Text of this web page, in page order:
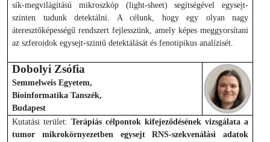
sík-megvilágítású mikroszkóp (light-sheet) segítségével egysejt-
szinten tudunk detektálni. A célunk, hogy egy olyan nagy
áteresztőképességű rendszert fejlesszünk, amely képes meggyorsítani
az szferoidok egysejt-szintű detektálását és fenotipikus analízisét.
Dobolyi Zsófia
Semmelweis Egyetem,
Bioinformatika Tanszék,
Budapest
Kutatási terület: Terápiás célpontok kifejeződésének vizsgálata a
tumor mikrokörnyezetben egysejt RNS-szekvenálási adatok